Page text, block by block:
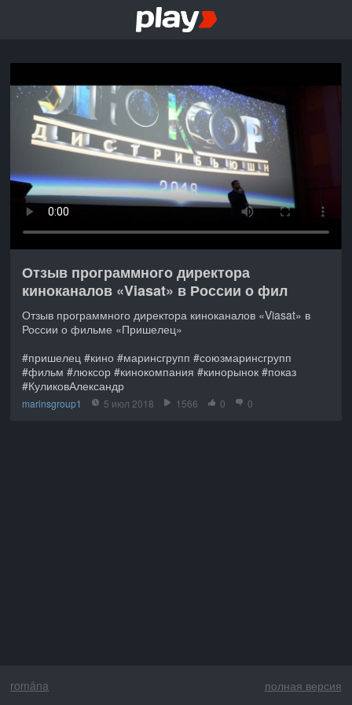
Отзыв программного директора
киноканалов «Viasat» в России о фил
Отзыв программного директора киноканалов «Viasat» в
России о фильме «Пришелец»
#пришелец #кино #маринсгрупп #союзмаринсгрупп
#фильм #люксор #кинокомпания #кинорынок #показ
#КуликовАлександр
marinsgroup1 5 июл 2018 1566 0 0
româna полная версия